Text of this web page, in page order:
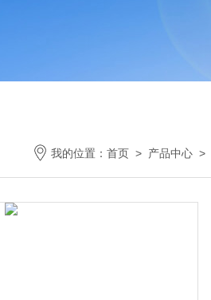
我的位置： 首页 > 产品中心 >